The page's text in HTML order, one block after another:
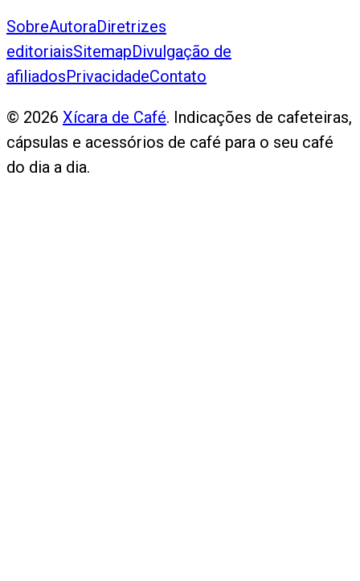
SobreAutoraDiretrizes
editoriaisSitemapDivulgação de
afiliadosPrivacidadeContato
© 2026 Xícara de Café. Indicações de cafeteiras,
cápsulas e acessórios de café para o seu café
do dia a dia.